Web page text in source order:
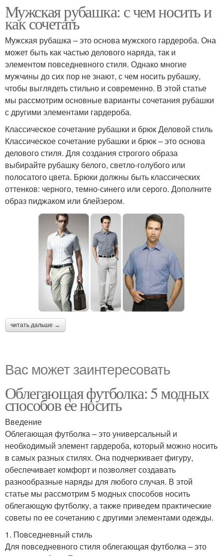
Мужская рубашка: с чем носить и
как сочетать
Мужская рубашка – это основа мужского гардероба. Она
может быть как частью делового наряда, так и
элементом повседневного стиля. Однако многие
мужчины до сих пор не знают, с чем носить рубашку,
чтобы выглядеть стильно и современно. В этой статье
мы рассмотрим основные варианты сочетания рубашки
с другими элементами гардероба.
Классическое сочетание рубашки и брюк Деловой стиль
Классическое сочетание рубашки и брюк – это основа
делового стиля. Для создания строгого образа
выбирайте рубашку белого, светло-голубого или
полосатого цвета. Брюки должны быть классических
оттенков: черного, темно-синего или серого. Дополните
образ пиджаком или блейзером.
читать дальше →
Вас может заинтересовать
Облегающая футболка: 5 модных
способов ее носить
Введение
Облегающая футболка – это универсальный и
необходимый элемент гардероба, который можно носить
в самых разных стилях. Она подчеркивает фигуру,
обеспечивает комфорт и позволяет создавать
разнообразные наряды для любого случая. В этой
статье мы рассмотрим 5 модных способов носить
облегающую футболку, а также приведем практические
советы по ее сочетанию с другими элементами одежды.
1. Повседневный стиль
Для повседневного стиля облегающая футболка – это